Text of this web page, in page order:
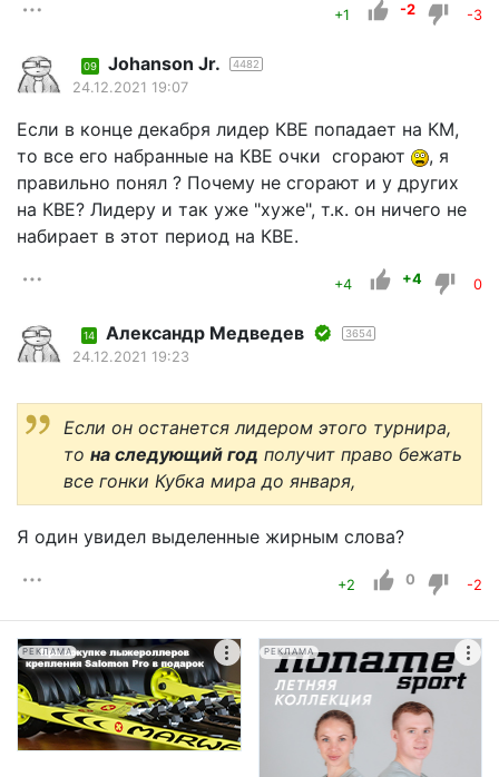
+1 -2 -3
09 Johanson Jr. 4482
24.12.2021 19:07
Если в конце декабря лидер КВЕ попадает на КМ,
то все его набранные на КВЕ очки сгорают
, я
правильно понял ? Почему не сгорают и у других
на КВЕ? Лидеру и так уже "хуже", т.к. он ничего не
набирает в этот период на КВЕ.
+4 +4 0
14 Александр Медведев 3654
24.12.2021 19:23
Если он останется лидером этого турнира,
то на следующий год получит право бежать
все гонки Кубка мира до января,
Я один увидел выделенные жирным слова?
+2 0 -2
РЕКЛАМА РЕКЛАМА